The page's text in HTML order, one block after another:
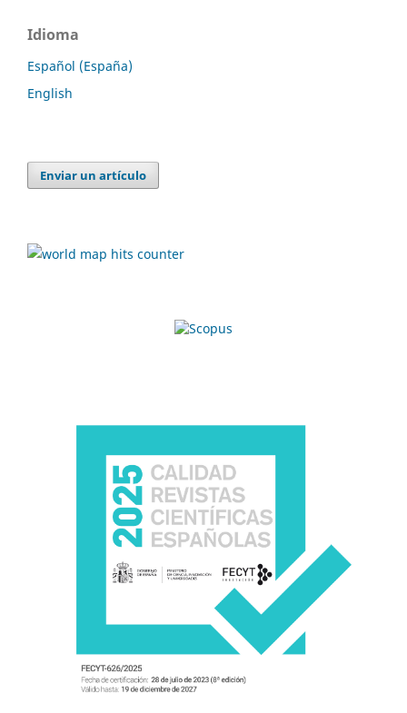
Idioma
Español (España)
English
Enviar un artículo